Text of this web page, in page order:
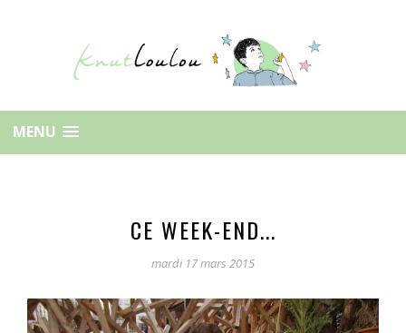
MENU
CE WEEK-END...
mardi 17 mars 2015